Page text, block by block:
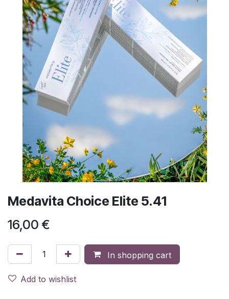
Medavita Choice Elite 5.41
16,00 €
In shopping cart
Add to wishlist